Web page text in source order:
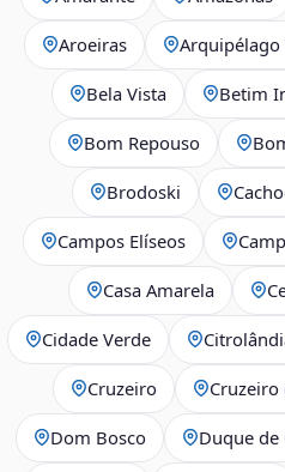
Aroeiras Arquipélago
Bela Vista Betim
Bom Repouso
Brodoski
Campos Elíseos
Casa Amarela
Cidade Verde
Cruzeiro Cruzeiro
Dom Bosco Duque de